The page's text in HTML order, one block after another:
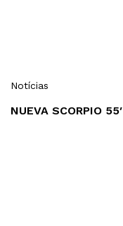
Notícias
NUEVA SCORPIO 55′